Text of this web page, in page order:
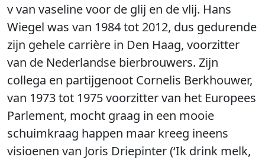
v van vaseline voor de glij en de vlij. Hans
Wiegel was van 1984 tot 2012, dus gedurende
zijn gehele carrière in Den Haag, voorzitter
van de Nederlandse bierbrouwers. Zijn
collega en partijgenoot Cornelis Berkhouwer,
van 1973 tot 1975 voorzitter van het Europees
Parlement, mocht graag in een mooie
schuimkraag happen maar kreeg ineens
visioenen van Joris Driepinter (‘Ik drink melk,